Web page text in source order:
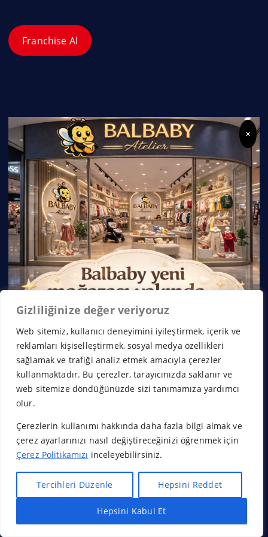
Gizliliğinize değer veriyoruz
Web sitemiz, kullanıcı deneyimini iyileştirmek, içerik ve
reklamları kişiselleştirmek, sosyal medya özellikleri
sağlamak ve trafiği analiz etmek amacıyla çerezler
kullanmaktadır. Bu çerezler, tarayıcınızda saklanır ve
web sitemize döndüğünüzde sizi tanımamıza yardımcı
olur.
Çerezlerin kullanımı hakkında daha fazla bilgi almak ve
çerez ayarlarınızı nasıl değiştireceğinizi öğrenmek için
Çerez Politikamızı inceleyebilirsiniz.
Tercihleri Düzenle Hepsini Reddet
Hepsini Kabul Et
Franchise Al
Hızlı Bayilik Al
×